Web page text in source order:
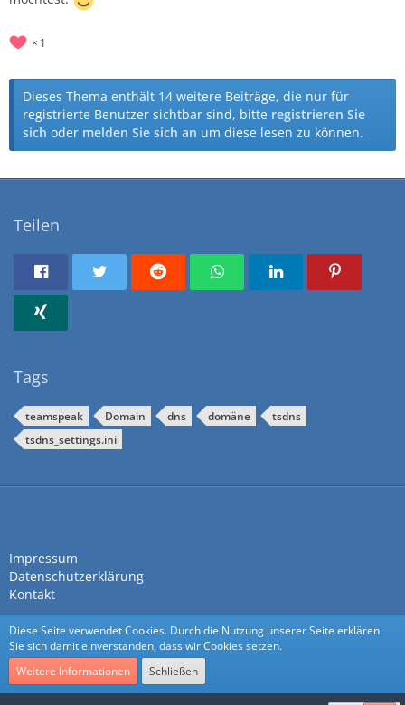
1
Dieses Thema enthält 14 weitere Beiträge, die nur für
registrierte Benutzer sichtbar sind, bitte registrieren Sie
sich oder melden Sie sich an um diese lesen zu können.
Teilen
Tags
teamspeak Domain dns domäne
tsdns
tsdns_settings.ini
Impressum
Datenschutzerklärung
Kontakt
Community-Software:WoltLab Suite™
Diese Seite verwendet Cookies. Durch die Nutzung unserer Seite erklären
Sie sich damit einverstanden, dass wir Cookies setzen.
Weitere Informationen
Schließen